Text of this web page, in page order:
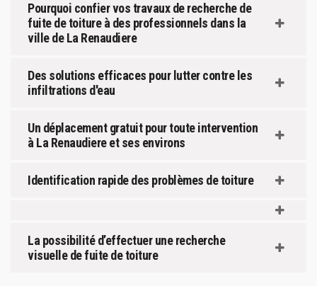
Pourquoi confier vos travaux de recherche de
fuite de toiture à des professionnels dans la
ville de La Renaudiere
Des solutions efficaces pour lutter contre les
infiltrations d'eau
Un déplacement gratuit pour toute intervention
à La Renaudiere et ses environs
Identification rapide des problèmes de toiture
La possibilité d’effectuer une recherche
visuelle de fuite de toiture